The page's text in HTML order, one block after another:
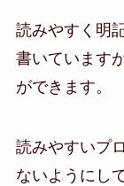
読みやすく明
書いています
ができます。
読みやすいプ
ないようにし